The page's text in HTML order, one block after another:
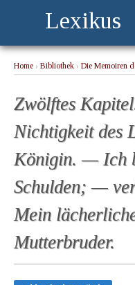
Lexikus
Home › Bibliothek › Die Memoiren
meinem Mutterbruder.
Zwölftes
Nichtigkeit des
Königin. — Ich
Schulden; —
Mein
Mutterbruder.